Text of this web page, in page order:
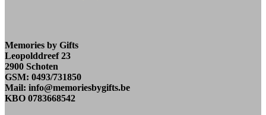
Memories by Gifts
Leopolddreef 23
2900 Schoten
GSM: 0493/731850
Mail: info@memoriesbygifts.be
KBO 0783668542